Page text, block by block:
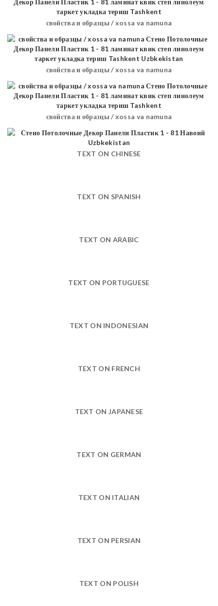
свойства и образцы / xossa va namuna
свойства и образцы / xossa va namuna
свойства и образцы / xossa va namuna
TEXT ON CHINESE
TEXT ON SPANISH
TEXT ON ARABIC
TEXT ON PORTUGUESE
TEXT ON INDONESIAN
TEXT ON FRENCH
TEXT ON JAPANESE
TEXT ON GERMAN
TEXT ON ITALIAN
TEXT ON PERSIAN
TEXT ON POLISH